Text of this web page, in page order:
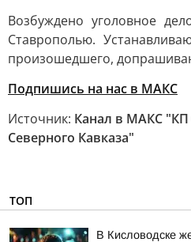
Возбуждено уголовное
Ставрополью.
произошедшего,
Подпишись на нас в МАКС
Источник: Канал в МАКС "КП
Северного Кавказа"
ТОП
В Кисловодске